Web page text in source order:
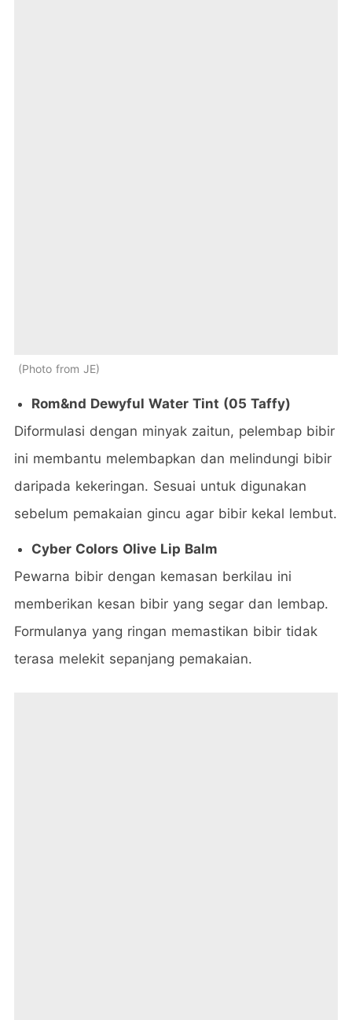
Photo from JE
Rom&nd Dewyful Water Tint (05 Taffy)
Diformulasi dengan minyak zaitun, pelembap bibir
ini membantu melembapkan dan melindungi bibir
daripada kekeringan. Sesuai untuk digunakan
sebelum pemakaian gincu agar bibir kekal lembut.
Cyber Colors Olive Lip Balm
Pewarna bibir dengan kemasan berkilau ini
memberikan kesan bibir yang segar dan lembap.
Formulanya yang ringan memastikan bibir tidak
terasa melekit sepanjang pemakaian.